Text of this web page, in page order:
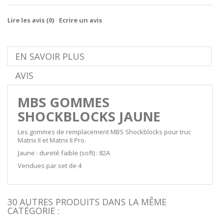
Lire les avis (0) Ecrire un avis
EN SAVOIR PLUS
AVIS
MBS GOMMES
SHOCKBLOCKS JAUNE
Les gommes de remplacement MBS Shockblocks pour truc
Matrix II et Matrix II Pro.
Jaune : dureté faible (soft) : 82A
Vendues par set de 4
30 AUTRES PRODUITS DANS LA MÊME
CATÉGORIE :